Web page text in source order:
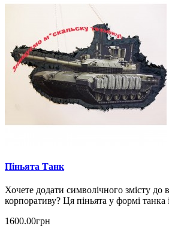
Піньята Танк
Хочете додати символічного змісту до
корпоративу? Ця піньята у формі танка
1600.00грн